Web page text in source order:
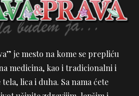
je mesto na kome se prepliću
medicina, kao i tradicionalni i
lica i duha. Sa nama ćete